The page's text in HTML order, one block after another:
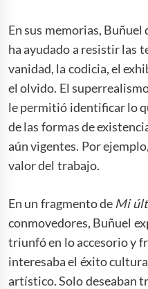
En sus memorias,
ha ayudado a resistir las
vanidad, la codicia, el
el olvido. El
le permitió identificar lo
de las formas de
aún vigentes. Por
valor del trabajo.
En un fragmento de Mi
conmovedores, Buñuel
triunfó en lo accesorio y
interesaba el éxito
artístico. Solo deseaban